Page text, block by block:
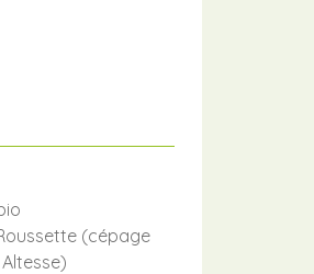
(cépage